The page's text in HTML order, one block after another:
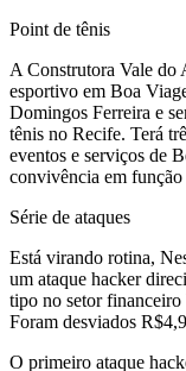
Point de tênis
A Construtora Vale do
esportivo em Boa
Domingos Ferreira e
tênis no Recife. Terá
eventos e serviços de
convivência em
Série de ataques
Está virando rotina,
um ataque hacker
tipo no setor financeiro
Foram desviados
O primeiro ataque